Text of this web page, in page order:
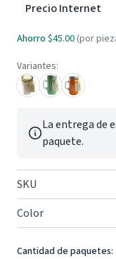
Precio Internet
Ahorro $45.00 (por
Variantes:
La entrega de
paquete.
SKU
Color
Cantidad de paquetes: